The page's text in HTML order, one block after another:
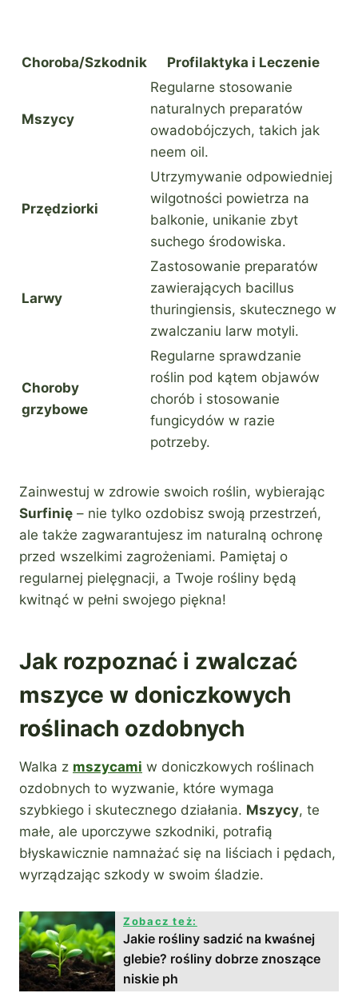
Choroba/Szkodnik Profilaktyka i Leczenie
Mszycy
Regularne stosowanie
naturalnych preparatów
owadobójczych, takich jak
neem oil.
Przędziorki
Utrzymywanie odpowiedniej
wilgotności powietrza na
balkonie, unikanie zbyt
suchego środowiska.
Larwy
Zastosowanie preparatów
zawierających bacillus
thuringiensis, skutecznego w
zwalczaniu larw motyli.
Choroby
grzybowe
Regularne sprawdzanie
roślin pod kątem objawów
chorób i stosowanie
fungicydów w razie
potrzeby.
Zainwestuj w zdrowie swoich roślin, wybierając
Surfinię – nie tylko ozdobisz swoją przestrzeń,
ale także zagwarantujesz im naturalną ochronę
przed wszelkimi zagrożeniami. Pamiętaj o
regularnej pielęgnacji, a Twoje rośliny będą
kwitnąć w pełni swojego piękna!
Jak rozpoznać i zwalczać
mszyce w doniczkowych
roślinach ozdobnych
Walka z mszycami w doniczkowych roślinach
ozdobnych to wyzwanie, które wymaga
szybkiego i skutecznego działania. Mszycy, te
małe, ale uporczywe szkodniki, potrafią
błyskawicznie namnażać się na liściach i pędach,
wyrządzając szkody w swoim śladzie.
Zobacz też:
Jakie rośliny sadzić na kwaśnej
glebie? rośliny dobrze znoszące
niskie ph